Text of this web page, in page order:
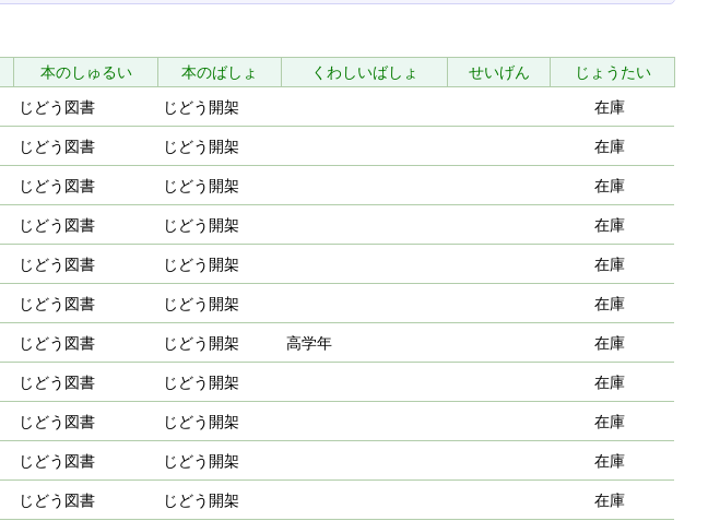
本のしゅるい 本のばしょ くわしいばしょ せいげん
じょうたい
じどう図書 じどう開架 在庫
じどう図書 じどう開架 在庫
じどう図書 じどう開架 在庫
じどう図書 じどう開架 在庫
じどう図書 じどう開架 在庫
じどう図書 じどう開架 在庫
じどう図書 じどう開架 高学年 在庫
じどう図書 じどう開架 在庫
じどう図書 じどう開架 在庫
じどう図書 じどう開架 在庫
じどう図書 じどう開架 在庫